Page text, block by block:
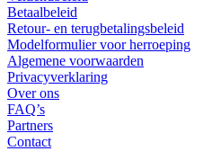
Betaalbeleid
Retour- en terugbetalingsbeleid
Modelformulier voor herroeping
Algemene voorwaarden
Privacyverklaring
Over ons
FAQ’s
Partners
Contact